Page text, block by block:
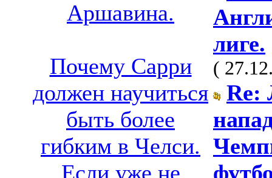
Аршавина.
Почему Сарри
должен научиться
быть более
гибким в Челси.
Если уже не
лиге.
(
Re: